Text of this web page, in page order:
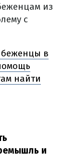
из
с
беженцы в
найти
и